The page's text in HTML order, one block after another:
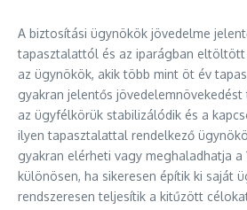
A biztosítási ügynökök jövedelme
tapasztalattól és az iparágban
az ügynökök, akik több mint öt év
gyakran jelentős
az ügyfélkörük stabilizálódik és a
ilyen tapasztalattal rendelkező
gyakran elérheti vagy meghaladhatja
különösen, ha sikeresen építik ki saját
rendszeresen teljesítik a kitűzött